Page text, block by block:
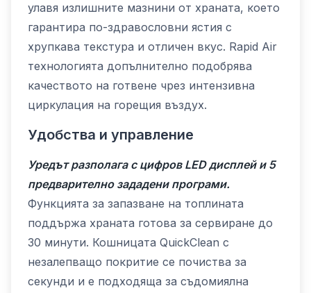
улавя излишните мазнини от храната, което
гарантира по-здравословни ястия с
хрупкава текстура и отличен вкус. Rapid Air
технологията допълнително подобрява
качеството на готвене чрез интензивна
циркулация на горещия въздух.
Удобства и управление
Уредът разполага с цифров LED дисплей и 5
предварително зададени програми.
Функцията за запазване на топлината
поддържа храната готова за сервиране до
30 минути. Кошницата QuickClean с
незалепващо покритие се почиства за
секунди и е подходяща за съдомиялна